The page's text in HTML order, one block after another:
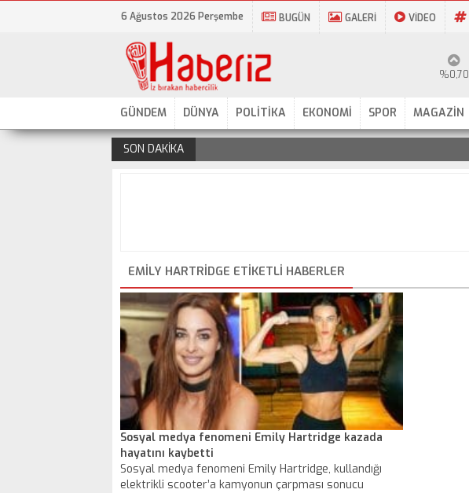
6 Ağustos 2026 Perşembe BUGÜN GALERİ VİDEO
%0,70
GÜNDEM DÜNYA POLİTİKA EKONOMİ SPOR MAGAZİN
SON DAKİKA
EMILY HARTRIDGE ETIKETLI HABERLER
Sosyal medya fenomeni Emily Hartridge kazada
hayatını kaybetti
Sosyal medya fenomeni Emily Hartridge, kullandığı
elektrikli scooter’a kamyonun çarpması sonucu